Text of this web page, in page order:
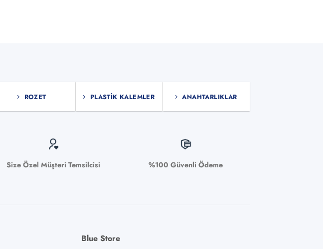
ROZET PLASTIK KALEMLER ANAHTARLIKLAR
Size Özel Müşteri Temsilcisi %100 Güvenli Ödeme
Blue Store